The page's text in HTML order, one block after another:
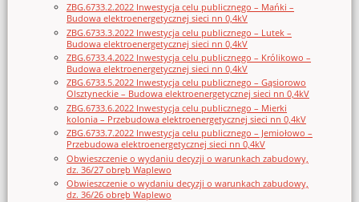
ZBG.6733.2.2022 Inwestycja celu publicznego – Mańki –
Budowa elektroenergetycznej sieci nn 0,4kV
ZBG.6733.3.2022 Inwestycja celu publicznego – Lutek –
Budowa elektroenergetycznej sieci nn 0,4kV
ZBG.6733.4.2022 Inwestycja celu publicznego – Królikowo –
Budowa elektroenergetycznej sieci nn 0,4kV
ZBG.6733.5.2022 Inwestycja celu publicznego – Gąsiorowo
Olsztyneckie – Budowa elektroenergetycznej sieci nn 0,4kV
ZBG.6733.6.2022 Inwestycja celu publicznego – Mierki
kolonia – Przebudowa elektroenergetycznej sieci nn 0,4kV
ZBG.6733.7.2022 Inwestycja celu publicznego – Jemiołowo –
Przebudowa elektroenergetycznej sieci nn 0,4kV
Obwieszczenie o wydaniu decyzji o warunkach zabudowy,
dz. 36/27 obręb Waplewo
Obwieszczenie o wydaniu decyzji o warunkach zabudowy,
dz. 36/26 obręb Waplewo